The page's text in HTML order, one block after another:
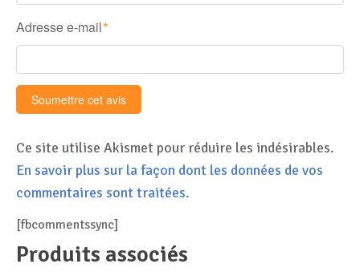
Adresse e-mail *
Ce site utilise Akismet pour réduire les indésirables.
En savoir plus sur la façon dont les données de vos
commentaires sont traitées.
[fbcommentssync]
Produits associés